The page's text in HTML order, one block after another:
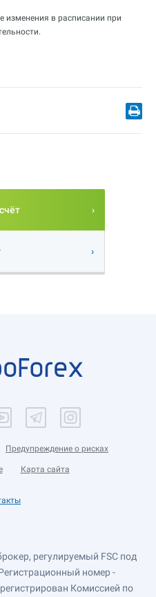
изменения в расписании при
Предупреждение о рисках
Карта сайта
регулируемый FSC под
номер -
Комиссией по